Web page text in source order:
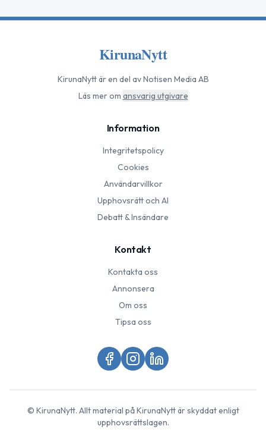
KirunaNytt
KirunaNyttär en del av Notisen Media AB
Läs mer om ansvarig utgivare
Information
Integritetspolicy
Cookies
Användarvillkor
Upphovsrätt och AI
Debatt & Insändare
Kontakt
Kontakta oss
Annonsera
Om oss
Tipsa oss
© KirunaNytt. Allt material påKirunaNyttär skyddat enligt
upphovsrättslagen.